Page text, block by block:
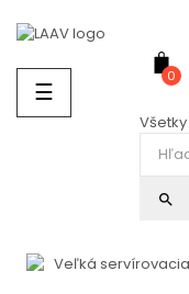
Prepnúť
navigáciu
☰
0
search